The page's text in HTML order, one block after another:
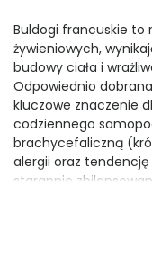
Buldogi francuskie to
żywieniowych,
budowy ciała i
Odpowiednio
kluczowe znaczenie
codziennego
brachycefaliczną
alergii oraz
starannie
potrzeb psa. W